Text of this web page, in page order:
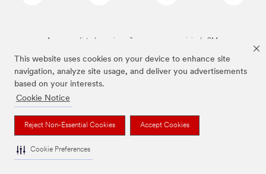
This website uses cookies on your device to enhance site
navigation, analyze site usage, and deliver you advertisements
based on your interests.
Cookie Notice
Reject Non-Essential Cookies Accept Cookies
Cookie Preferences
As marcas listadas a cima são marcas comerciais da 3M.